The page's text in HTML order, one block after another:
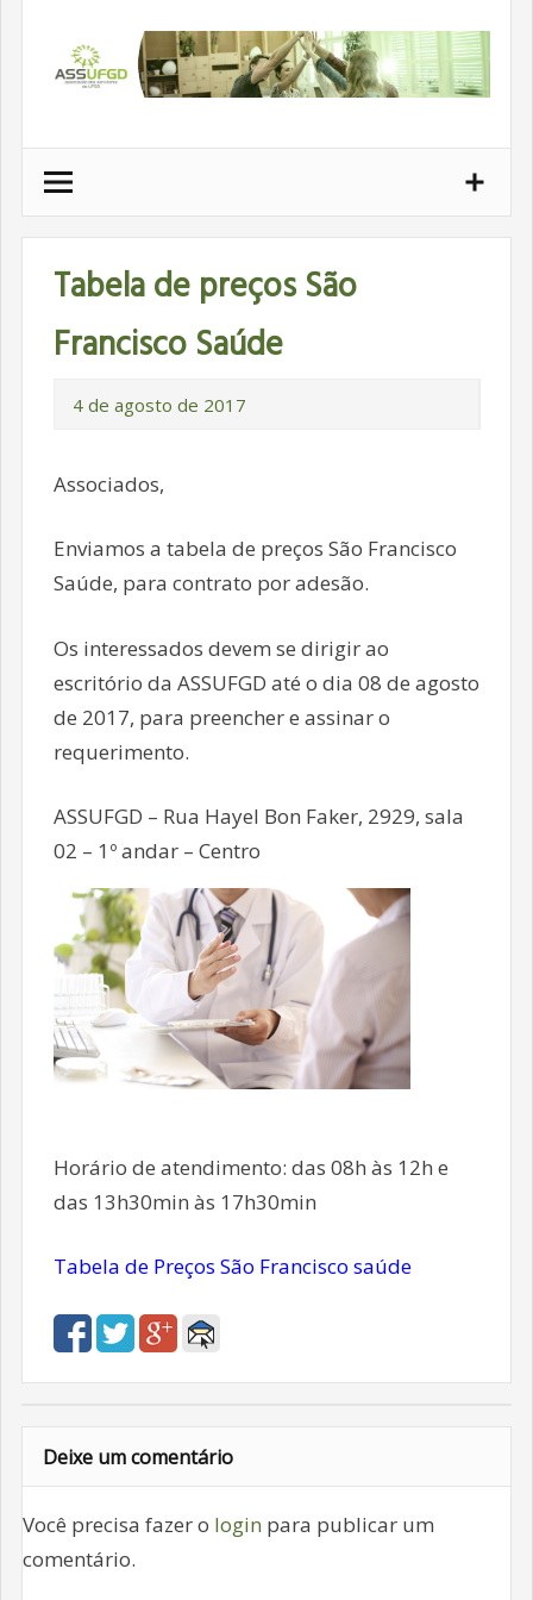
conteúdo
Tabela de preços São
Francisco Saúde
4 de agosto de 2017
Associados,
Enviamos a tabela de preços São Francisco
Saúde, para contrato por adesão.
Os interessados devem se dirigir ao
escritório da ASSUFGD até o dia 08 de agosto
de 2017, para preencher e assinar o
requerimento.
ASSUFGD – Rua Hayel Bon Faker, 2929, sala
02 – 1º andar – Centro
Horário de atendimento: das 08h às 12h e
das 13h30min às 17h30min
Tabela de Preços São Francisco saúde
Deixe um comentário
Você precisa fazer o login para publicar um
comentário.